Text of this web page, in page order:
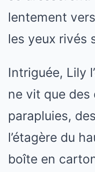
lentement
les yeux rivés
Intriguée, Lily
ne vit que des
parapluies,
l’étagère du
boîte en